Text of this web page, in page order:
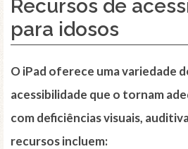
Recursos de
para idosos
O iPad oferece uma variedade
acessibilidade que o tornam
com deficiências visuais,
recursos incluem: